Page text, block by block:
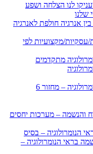
לנו הצלחה ושפע
שלנו
אנרגיה חולפת לאנרגיה
עסקיות/מקצועיות לפי
מתקדמים
– מחזור 6
והנשמה – מערכות יחסים
הנומרולוגיה – בסיס
בראי הנומרולוגיה –